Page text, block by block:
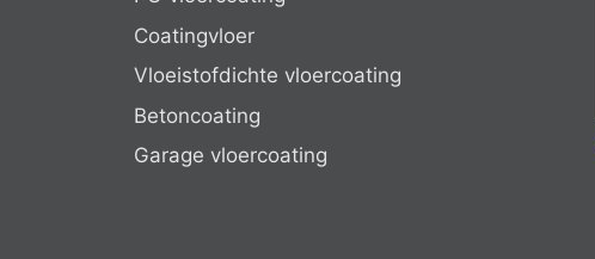
Coatingvloer
Vloeistofdichte vloercoating
Betoncoating
Garage vloercoating